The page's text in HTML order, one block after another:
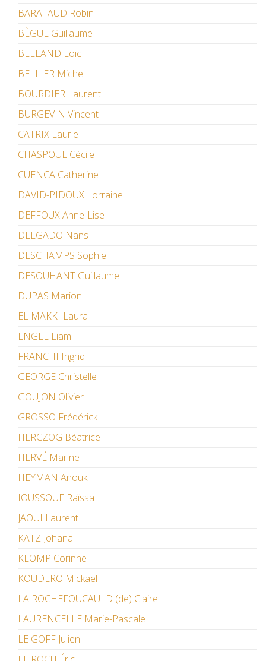
BARATAUD Robin
BÈGUE Guillaume
BELLAND Loïc
BELLIER Michel
BOURDIER Laurent
BURGEVIN Vincent
CATRIX Laurie
CHASPOUL Cécile
CUENCA Catherine
DAVID-PIDOUX Lorraine
DEFFOUX Anne-Lise
DELGADO Nans
DESCHAMPS Sophie
DESOUHANT Guillaume
DUPAS Marion
EL MAKKI Laura
ENGLE Liam
FRANCHI Ingrid
GEORGE Christelle
GOUJON Olivier
GROSSO Frédérick
HERCZOG Béatrice
HERVÉ Marine
HEYMAN Anouk
IOUSSOUF Raïssa
JAOUI Laurent
KATZ Johana
KLOMP Corinne
KOUDERO Mickaël
LA ROCHEFOUCAULD (de) Claire
LAURENCELLE Marie-Pascale
LE GOFF Julien